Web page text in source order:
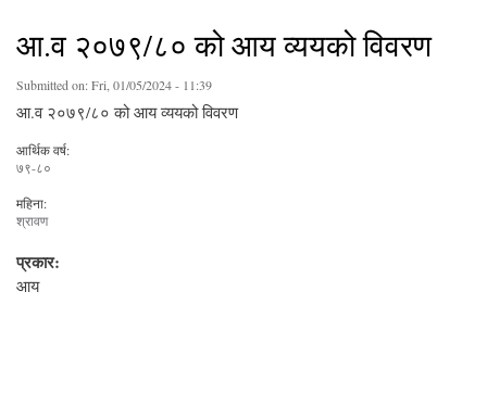
आ.व २०७९/८० को आय व्ययको विवरण
Submitted on:Fri, 01/05/2024 - 11:39
आ.व २०७९/८० को आय व्ययको विवरण
आर्थिक वर्ष:
७९-८०
महिना:
श्रावण
प्रकार:
आय